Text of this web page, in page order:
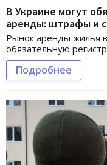
В Украине могут
аренды: штрафы и
Рынок аренды жилья
обязательную
Подробнее